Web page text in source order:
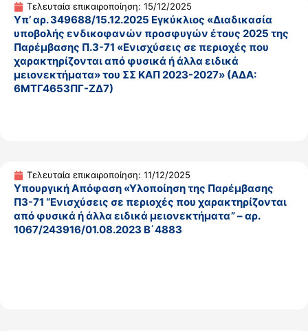
Τελευταία επικαιροποίηση: 15/12/2025
Υπ’ αρ. 349688/15.12.2025 Εγκύκλιος «Διαδικασία
υποβολής ενδικοφανών προσφυγών έτους 2025 της
Παρέμβασης Π.3-71 «Ενισχύσεις σε περιοχές που
χαρακτηρίζονται από φυσικά ή άλλα ειδικά
μειονεκτήματα» του ΣΣ ΚΑΠ 2023-2027» (ΑΔΑ:
6ΜΤΓ4653ΠΓ-ΖΔ7)
Τελευταία επικαιροποίηση: 11/12/2025
Υπουργική Απόφαση «Υλοποίηση της Παρέμβασης
Π3-71 “Ενισχύσεις σε περιοχές που χαρακτηρίζονται
από φυσικά ή άλλα ειδικά μειονεκτήματα” – αρ.
1067/243916/01.08.2023 Β΄4883